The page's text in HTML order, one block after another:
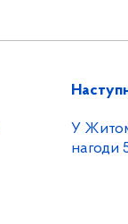
У
нагоди